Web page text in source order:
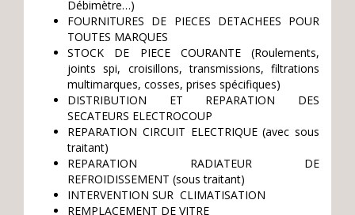
Débimètre…)
FOURNITURES DE PIECES DETACHEES POUR
TOUTES MARQUES
STOCK DE PIECE COURANTE (Roulements,
joints spi, croisillons, transmissions, filtrations
multimarques, cosses, prises spécifiques)
DISTRIBUTION ET REPARATION DES
SECATEURS ELECTROCOUP
REPARATION CIRCUIT ELECTRIQUE (avec sous
traitant)
REPARATION RADIATEUR DE
REFROIDISSEMENT (sous traitant)
INTERVENTION SUR CLIMATISATION
REMPLACEMENT DE VITRE